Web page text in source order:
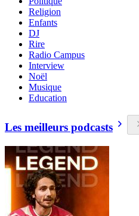
Religion
Enfants
DJ
Rire
Radio Campus
Interview
Noël
Musique
Education
Les meilleurs podcasts